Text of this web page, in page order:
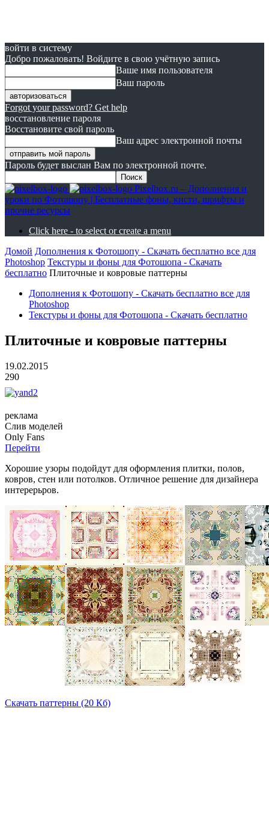
войти в систему
Добро пожаловать! Войдите в свою учётную запись
Ваше имя пользователя
Ваш пароль
Forgot your password? Get help
восстановление пароля
Восстановите свой пароль
Ваш адрес электронной почты
Пароль будет выслан Вам по электронной почте.
Pixelbox.ru – Дополнения и
уроки по Фотошопу | Бесплатные фоны, кисти, шрифты и
прочие ресурсы
Click here - to select or create a menu
Домой Дополнения к Фотошопу - Скачать бесплатно все для
Photoshop Текстуры и фоны для Фотошопа - Скачать
бесплатно Плиточные и ковровые паттерны
Дополнения к Фотошопу - Скачать бесплатно все для
Photoshop
Текстуры и фоны для Фотошопа - Скачать бесплатно
Плиточные и ковровые паттерны
19.02.2015
290
реклама
Слив моделей
Only Fans
Перейти
Хорошие узоры подойдут для оформления плитки, полов,
ковров, стен или потолков. Отличное решение для дизайнера
интерерьров.
Скачать паттерны (20 Кб)